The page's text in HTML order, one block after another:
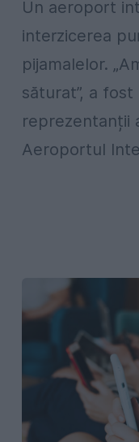
Un aeroport
interzicerea
pijamalelor.
săturat”, a
reprezentanții
Aeroportul